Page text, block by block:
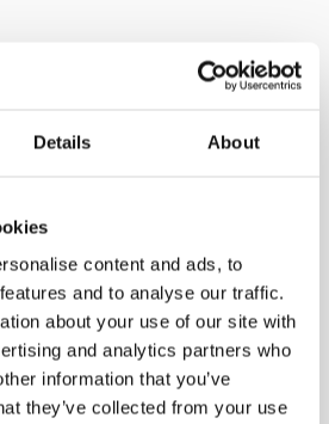
Details About
content and ads, to
and to analyse our traffic.
about your use of our site with
and analytics partners who
information that you’ve
they’ve collected from your use
тебе статья?